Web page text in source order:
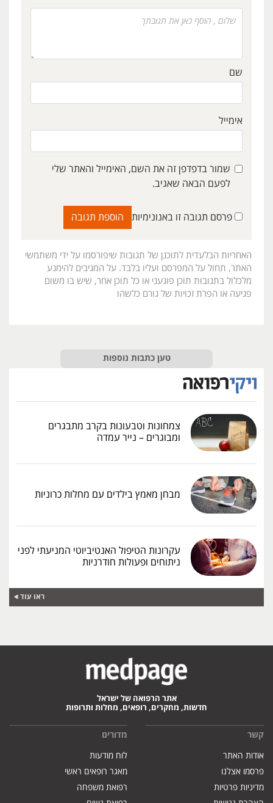
שם
אימייל
שמור בדפדפן זה את השם, האימייל והאתר שלי
לפעם הבאה שאגיב.
פרסם תגובה זו באנונימיות
האחריות הבלעדית לתוכנן של תגובות שיפורסמו על ידי משתמשי
האתר, תחול על המפרסם ועליו בלבד. על המגיבים להימנע
מלכלול בתגובות תוכן פוגעני או כל תוכן אחר, שיש בו משום
פגיעה או הפרת זכויות של גורם כלשהו
טען כתבות נוספות
צמחונות וטבעונות בקרב מתבגרים
ומבוגרים – נייר עמדה
מבחן מאמץ בילדים עם מחלות כרוניות
עקרונות הטיפול האנטיביוטי המניעתי לפני
ניתוחים ופעולות חודרניות
ראו עוד
אתר הרפואה של ישראל
חדשות, מחקרים, רופאים, מחלות ותרופות
קשר
אודות האתר
פרסמו אצלנו
מדיניות פרטיות
מדורים
לוח מודעות
מאגר רופאים ראשי
רפואת משפחה